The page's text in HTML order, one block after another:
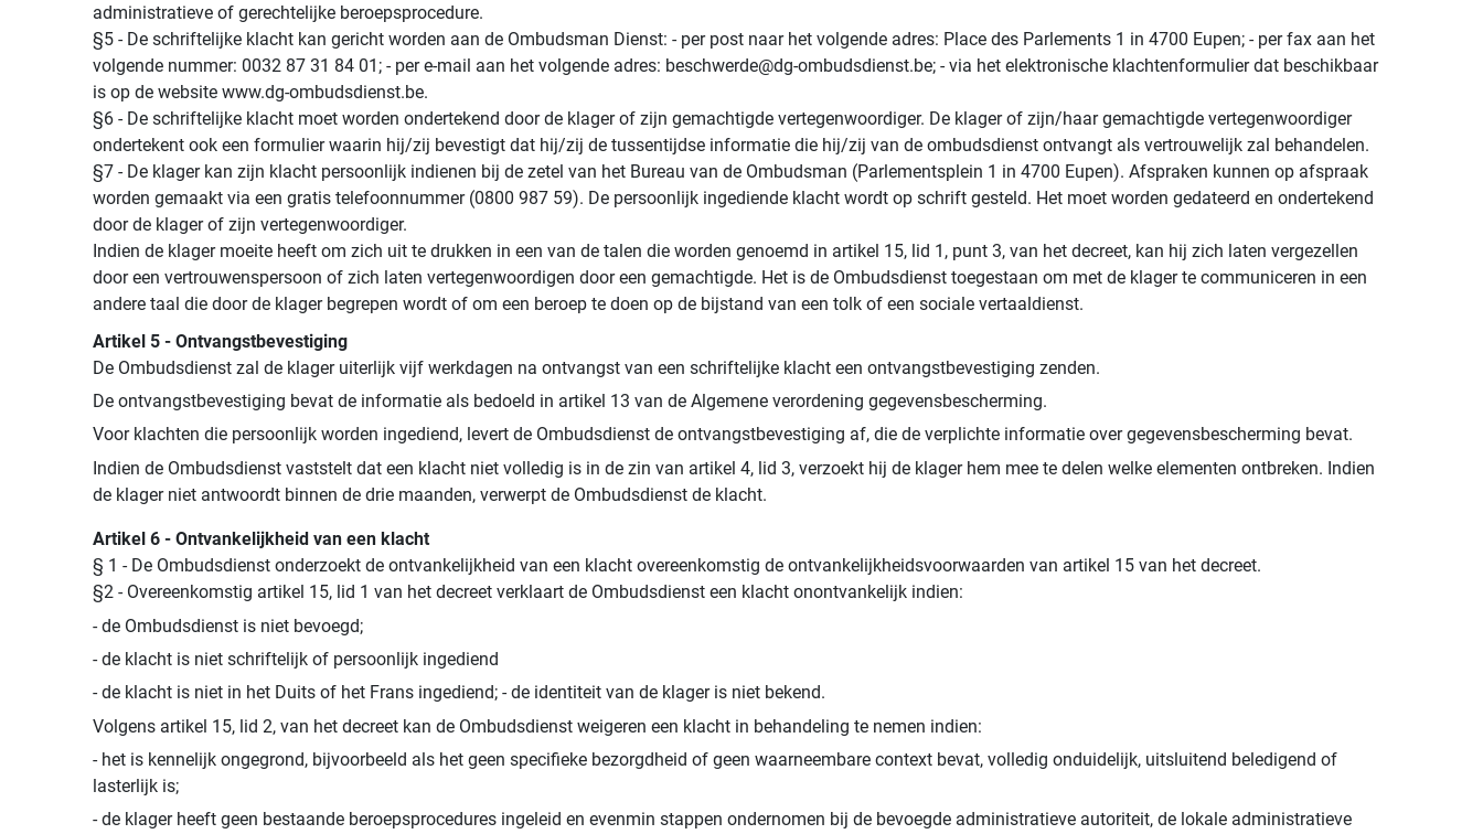
administratieve of gerechtelijke beroepsprocedure.
§5 - De schriftelijke klacht kan gericht worden aan de Ombudsman Dienst: - per post naar het volgende adres: Place des Parlements 1 in 4700 Eupen; - per fax aan het
volgende nummer: 0032 87 31 84 01; - per e-mail aan het volgende adres: beschwerde@dg-ombudsdienst.be; - via het elektronische klachtenformulier dat beschikbaar
is op de website www.dg-ombudsdienst.be.
§6 - De schriftelijke klacht moet worden ondertekend door de klager of zijn gemachtigde vertegenwoordiger. De klager of zijn/haar gemachtigde vertegenwoordiger
ondertekent ook een formulier waarin hij/zij bevestigt dat hij/zij de tussentijdse informatie die hij/zij van de ombudsdienst ontvangt als vertrouwelijk zal behandelen.
§7 - De klager kan zijn klacht persoonlijk indienen bij de zetel van het Bureau van de Ombudsman (Parlementsplein 1 in 4700 Eupen). Afspraken kunnen op afspraak
worden gemaakt via een gratis telefoonnummer (0800 987 59). De persoonlijk ingediende klacht wordt op schrift gesteld. Het moet worden gedateerd en ondertekend
door de klager of zijn vertegenwoordiger.
Indien de klager moeite heeft om zich uit te drukken in een van de talen die worden genoemd in artikel 15, lid 1, punt 3, van het decreet, kan hij zich laten vergezellen
door een vertrouwenspersoon of zich laten vertegenwoordigen door een gemachtigde. Het is de Ombudsdienst toegestaan om met de klager te communiceren in een
andere taal die door de klager begrepen wordt of om een beroep te doen op de bijstand van een tolk of een sociale vertaaldienst.
Artikel 5 - Ontvangstbevestiging
De Ombudsdienst zal de klager uiterlijk vijf werkdagen na ontvangst van een schriftelijke klacht een ontvangstbevestiging zenden.
De ontvangstbevestiging bevat de informatie als bedoeld in artikel 13 van de Algemene verordening gegevensbescherming.
Voor klachten die persoonlijk worden ingediend, levert de Ombudsdienst de ontvangstbevestiging af, die de verplichte informatie over gegevensbescherming bevat.
Indien de Ombudsdienst vaststelt dat een klacht niet volledig is in de zin van artikel 4, lid 3, verzoekt hij de klager hem mee te delen welke elementen ontbreken. Indien
de klager niet antwoordt binnen de drie maanden, verwerpt de Ombudsdienst de klacht.
Artikel 6 - Ontvankelijkheid van een klacht
§ 1 - De Ombudsdienst onderzoekt de ontvankelijkheid van een klacht overeenkomstig de ontvankelijkheidsvoorwaarden van artikel 15 van het decreet.
§2 - Overeenkomstig artikel 15, lid 1 van het decreet verklaart de Ombudsdienst een klacht onontvankelijk indien:
- de Ombudsdienst is niet bevoegd;
- de klacht is niet schriftelijk of persoonlijk ingediend
- de klacht is niet in het Duits of het Frans ingediend; - de identiteit van de klager is niet bekend.
Volgens artikel 15, lid 2, van het decreet kan de Ombudsdienst weigeren een klacht in behandeling te nemen indien:
- het is kennelijk ongegrond, bijvoorbeeld als het geen specifieke bezorgdheid of geen waarneembare context bevat, volledig onduidelijk, uitsluitend beledigend of
lasterlijk is;
- de klager heeft geen bestaande beroepsprocedures ingeleid en evenmin stappen ondernomen bij de bevoegde administratieve autoriteit, de lokale administratieve